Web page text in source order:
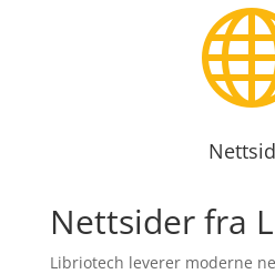
Nettsider fra
Libriotech leverer moderne